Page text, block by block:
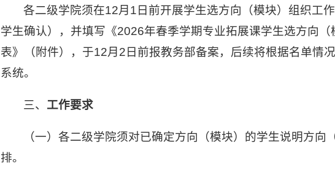
各二级学院须在12月1日前开展学生选方向（模块）组织工作
学生确认），并填写《2026年春季学期专业拓展课学生选方向（
表》（附件），于12月2日前报教务部备案，后续将根据名单情
系统。
三、 工作要求
（一）各二级学院须对已确定方向（模块）的学生说明方向
排。